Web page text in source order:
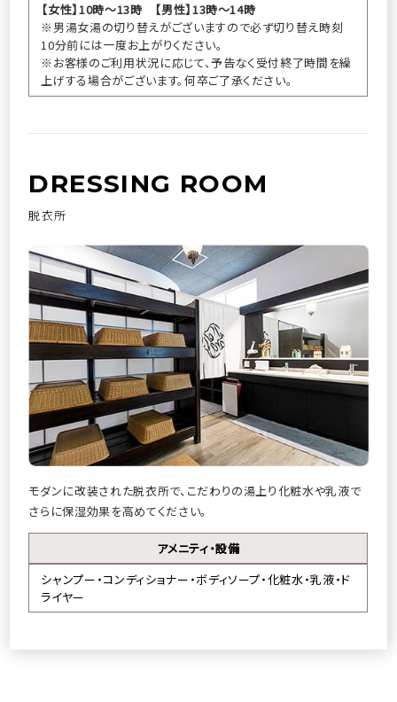
宿泊プラン一覧
空室カレンダー
お部屋から選ぶ
マイページログイン
予約の確認
予約の変更
キャンセル
ご予約・お問い合わせ
0995-77-2201 （09:00～18:00）
【女性】10時～13時 【男性】13時～14時
※男湯女湯の切り替えがございますので必ず切り替え時刻
10分前には一度お上がりください。
※お客様のご利用状況に応じて、予告なく受付終了時間を繰
上げする場合がございます。何卒ご了承ください。
DRESSING ROOM
脱衣所
モダンに改装された脱衣所で、こだわりの湯上り化粧水や乳液で
さらに保湿効果を高めてください。
アメニティ・設備
シャンプー・コンディショナー・ボディソープ・化粧水・乳液・ド
ライヤー